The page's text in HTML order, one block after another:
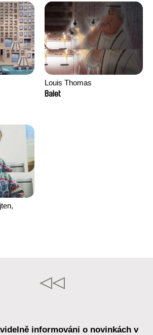
Louis Thomas
Balet
informováni o novinkách v